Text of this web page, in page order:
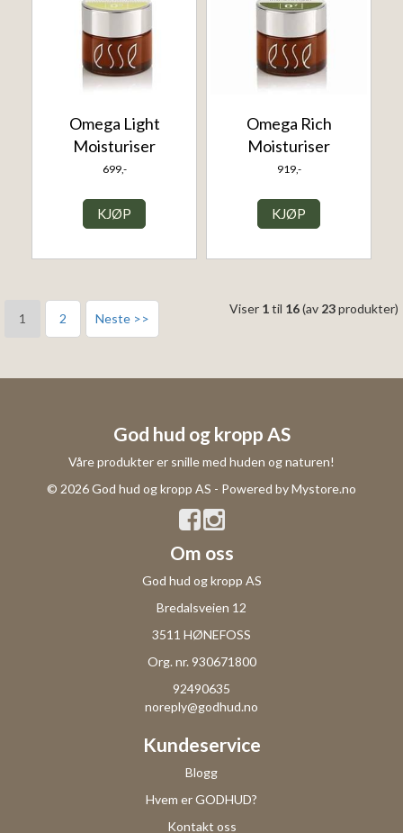
Omega Light
Moisturiser
699,-
KJØP
Omega Rich
Moisturiser
919,-
KJØP
1 2 Neste >>
Viser 1til 16(av 23produkter)
God hud og kropp AS
Våre produkter er snille med huden og naturen!
© 2026 God hud og kropp AS - Powered byMystore.no
Om oss
God hud og kropp AS
Bredalsveien 12
3511 HØNEFOSS
Org. nr. 930671800
92490635
noreply@godhud.no
Kundeservice
Blogg
Hvem er GODHUD?
Kontakt oss